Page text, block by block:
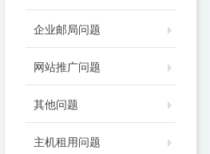
企业邮局问题
网站推广问题
其他问题
主机租用问题